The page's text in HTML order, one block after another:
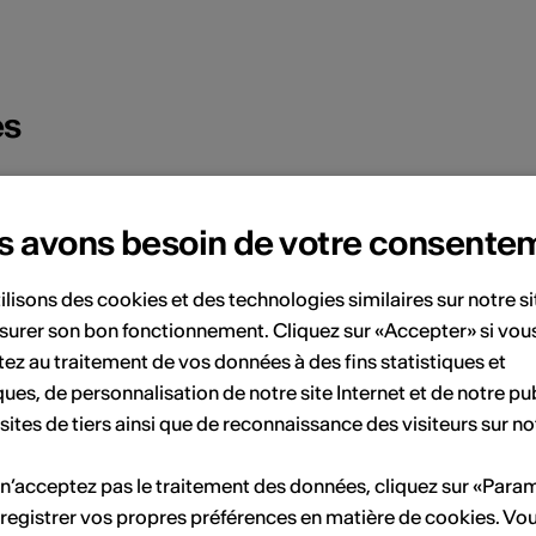
de la scène
2.0 m
au cadre
3.0 m
au cadre
3.0 m
au plateau
3.0 m
au grill
3.0 m
avons besoin de votre
des cookies et des technologies similaires sur notre
son bon fonctionnement. Cliquez sur «Accepter» si
au traitement de vos données à des fins statistiques et
de personnalisation de notre site Internet et de notre
de tiers ainsi que de reconnaissance des visiteurs sur
pas le traitement des données, cliquez sur
vos propres préférences en matière de cookies.